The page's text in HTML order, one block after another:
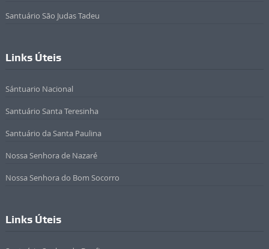
Santuário São Judas Tadeu
Links Úteis
Sántuario Nacional
Santuário Santa Teresinha
Santuário da Santa Paulina
Nossa Senhora de Nazaré
Nossa Senhora do Bom Socorro
Links Úteis